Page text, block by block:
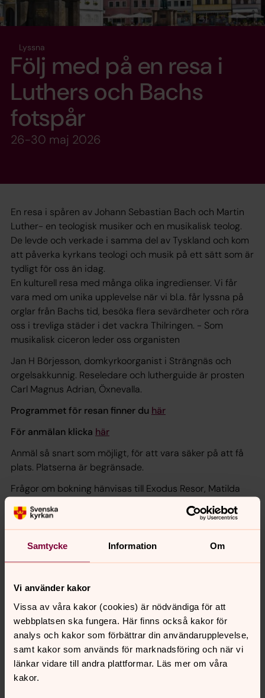
Samtycke Information Om
Vi använder kakor
Vissa av våra kakor (cookies) är nödvändiga för att
webbplatsen ska fungera. Här finns också kakor för
analys och kakor som förbättrar din användarupplevelse,
samt kakor som används för marknadsföring och när vi
länkar vidare till andra plattformar. Läs mer om våra
kakor.
Lyssna
Följ med på en resa i
Luthers och Bachs
fotspår
26-30 maj 2026
En resa i spåren av Johann Sebastian Bach och Martin
Luther- en teologisk musiker och en musikalisk teolog.
De levde och verkade i samma del av Tyskland och kom
att påverka kyrkans teologi och musik på ett sätt som är
tydligt för oss än idag.
En kulturell resa med många olika ingredienser. Vi får
vara med om unika upplevelse när vi bl.a. får lyssna på
orglar från Bachs tid, besöka flera sevärdheter och röra
oss i trevliga städer i det vackra Thilringen. - Som
musikalisk ciceron leder oss organisten
Jan H Börjesson, domkyrkoorganist i Strängnäs och
orgelsakkunnig. Reseledare och lutherguide är prosten
Carl Magnus Adrian, Öxnevalla.
Programmet för resan finner du här
För anmälan klicka här
Anmäl så snart som möjligt, för att vara säker på att få
plats. Platserna är begränsade.
Frågor om bokning hänvisas till Exodus Resor, Matilda
Om det är vänner som vill dela rum uppmanar vi att de
kommentar "Önskar dela rum med
FÖRNAMN/EFTERNAMN". Då ändrar vi i bokningen och
skrivit varandra) och man får en ny bokningsbekräftelse.
Det är alltid bättre att man har en egen bokning så man
får information och betalningslänk. Det blir enklare vad
gäller avbeställningsskydd, reseförsäkring o dyl.